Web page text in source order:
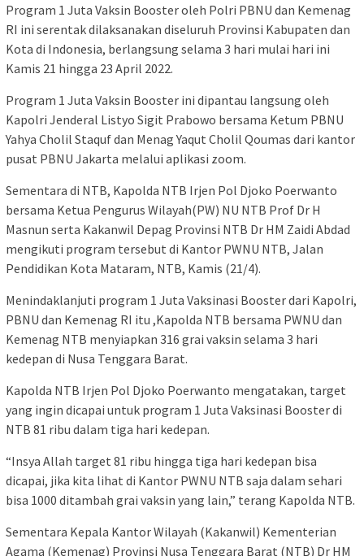
Program 1 Juta Vaksin Booster oleh Polri PBNU dan Kemenag
RI ini serentak dilaksanakan diseluruh Provinsi Kabupaten dan
Kota di Indonesia, berlangsung selama 3 hari mulai hari ini
Kamis 21 hingga 23 April 2022.
Program 1 Juta Vaksin Booster ini dipantau langsung oleh
Kapolri Jenderal Listyo Sigit Prabowo bersama Ketum PBNU
Yahya Cholil Staquf dan Menag Yaqut Cholil Qoumas dari kantor
pusat PBNU Jakarta melalui aplikasi zoom.
Sementara di NTB, Kapolda NTB Irjen Pol Djoko Poerwanto
bersama Ketua Pengurus Wilayah(PW) NU NTB Prof Dr H
Masnun serta Kakanwil Depag Provinsi NTB Dr HM Zaidi Abdad
mengikuti program tersebut di Kantor PWNU NTB, Jalan
Pendidikan Kota Mataram, NTB, Kamis (21/4).
Menindaklanjuti program 1 Juta Vaksinasi Booster dari Kapolri,
PBNU dan Kemenag RI itu ,Kapolda NTB bersama PWNU dan
Kemenag NTB menyiapkan 316 grai vaksin selama 3 hari
kedepan di Nusa Tenggara Barat.
Kapolda NTB Irjen Pol Djoko Poerwanto mengatakan, target
yang ingin dicapai untuk program 1 Juta Vaksinasi Booster di
NTB 81 ribu dalam tiga hari kedepan.
“Insya Allah target 81 ribu hingga tiga hari kedepan bisa
dicapai, jika kita lihat di Kantor PWNU NTB saja dalam sehari
bisa 1000 ditambah grai vaksin yang lain,” terang Kapolda NTB.
Sementara Kepala Kantor Wilayah (Kakanwil) Kementerian
Agama (Kemenag) Provinsi Nusa Tenggara Barat (NTB) Dr HM